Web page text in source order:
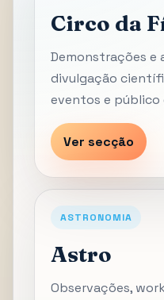
Circo da
Demonstrações e
divulgação
eventos e público
Ver secção
ASTRONOMIA
Astro
Observações,